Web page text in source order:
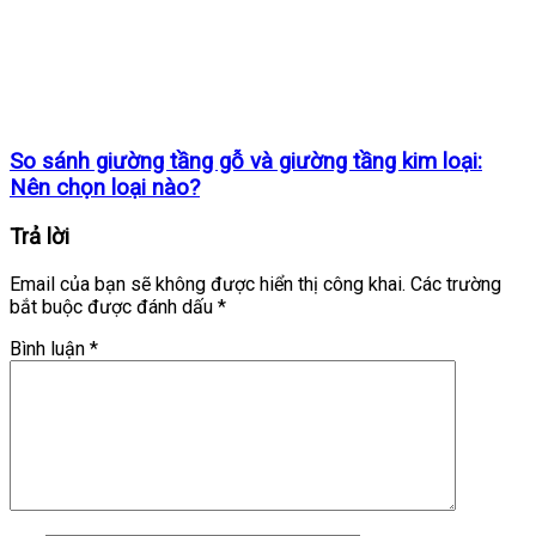
So sánh giường tầng gỗ và giường tầng kim loại:
Nên chọn loại nào?
Trả lời
Email của bạn sẽ không được hiển thị công khai. Các trường
bắt buộc được đánh dấu *
Bình luận *